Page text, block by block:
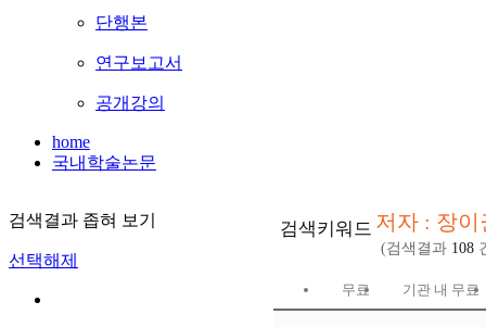
단행본
연구보고서
공개강의
home
국내학술논문
검색결과 좁혀 보기
선택해제
검색키워드 저자 : 장이
(검색결과 108
무료 기관 내 무료